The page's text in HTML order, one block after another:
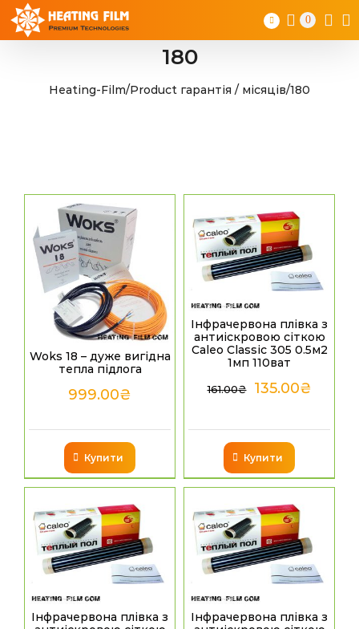
Skip
0
180
Heating-Film/Product гарантія / місяців/180
Woks 18 – дуже вигідна
тепла підлога
999.00₴
Купити
Інфрачервона плівка з
антиіскровою сіткою
Caleo Classic 305 0.5м2
1мп 110ват
161.00₴ 135.00₴
Купити
Інфрачервона плівка з
Інфрачервона плівка з